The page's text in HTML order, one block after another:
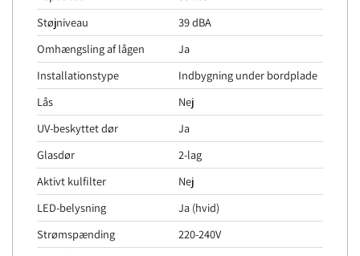
Støjniveau
39 dBA
Omhængsling af lågen
Ja
Installationstype
Indbygning under bordplade
Lås
Nej
UV-beskyttet dør
Ja
Glasdør
2-lag
Aktivt kulfilter
Nej
LED-belysning
Ja (hvid)
Strømspænding
220-240V